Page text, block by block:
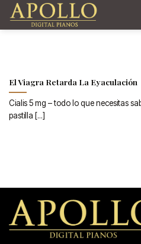
Skip
El Viagra Retarda La Eyaculación
Cialis 5 mg – todo lo que necesitas
pastilla [...]